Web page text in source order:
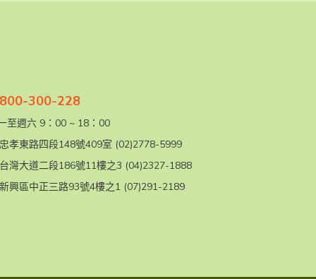
300-228
至週六 9：00 ~ 18：00
孝東路四段148號409室 (02)2778-5999
灣大道二段186號11樓之3 (04)2327-1888
興區中正三路93號4樓之1 (07)291-2189